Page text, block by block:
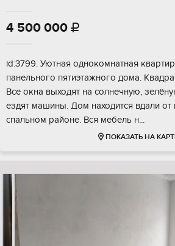
4 500 000 
id:3799. Уютная однокомнатная
панельного пятиэтажного дома.
Все окна выходят на солнечную,
ездят машины. Дом находится вдали
спальном районе. Вся мебель н...
ПОКАЗАТЬ НА